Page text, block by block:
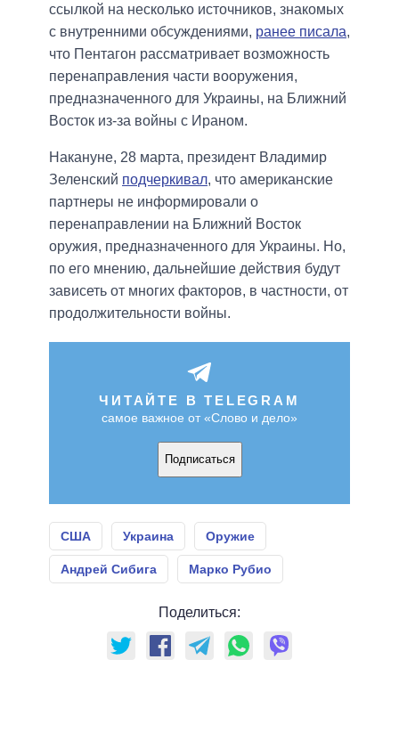
ссылкой на несколько источников, знакомых
с внутренними обсуждениями, ранее писала,
что Пентагон рассматривает возможность
перенаправления части вооружения,
предназначенного для Украины, на Ближний
Восток из-за войны с Ираном.
Накануне, 28 марта, президент Владимир
Зеленский подчеркивал, что американские
партнеры не информировали о
перенаправлении на Ближний Восток
оружия, предназначенного для Украины. Но,
по его мнению, дальнейшие действия будут
зависеть от многих факторов, в частности, от
продолжительности войны.
ЧИТАЙТЕ В TELEGRAM
самое важное от «Слово и дело»
Подписаться
США Украина Оружие
Андрей Сибига Марко Рубио
Поделиться: